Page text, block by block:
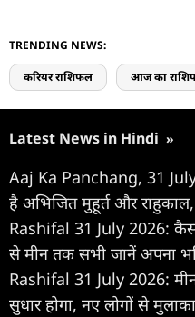
TRENDING NEWS:
करियर राशिफल आज का
Latest News in Hindi »
Aaj Ka Panchang, 31
है अभिजित मुहूर्त और
Rashifal 31 July 2026:
से मीन तक सभी जानें अपना
Rashifal 31 July 2026: मीन
सुधार होगा, नए लोगों से